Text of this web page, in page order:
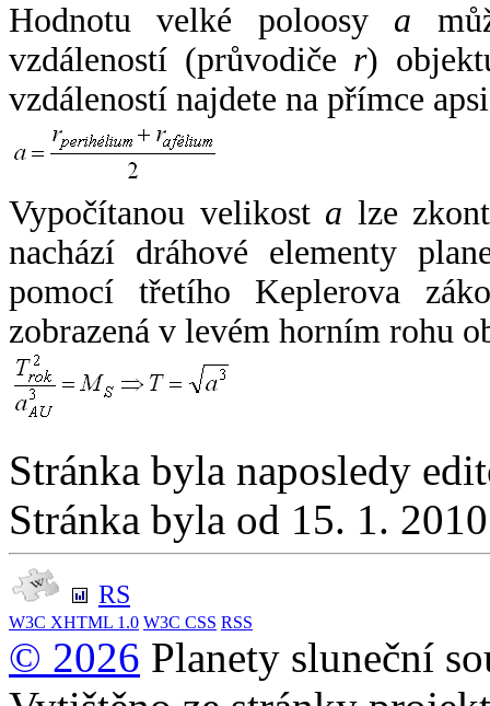
Hodnotu velké poloosy a
vzdáleností (průvodiče r)
vzdáleností najdete na přímce
Vypočítanou velikost a lze
nachází dráhové elementy
pomocí třetího Keplerova
zobrazená v levém horním rohu
Stránka byla naposledy
Stránka byla od 15. 1.
RS
W3C XHTML 1.0 W3C CSS RSS
© 2026 Planety sluneční